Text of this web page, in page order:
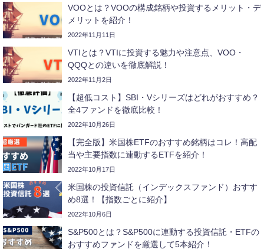
VOOとは？VOOの構成銘柄や投資するメリット・デ
メリットを紹介！
2022年11月11日
VTIとは？VTIに投資する魅力や注意点、VOO・
QQQとの違いを徹底解説！
2022年11月2日
【超低コスト】SBI・Vシリーズはどれがおすすめ？
全4ファンドを徹底比較！
2022年10月26日
【完全版】米国株ETFのおすすめ銘柄はコレ！高配
当や主要指数に連動するETFを紹介！
2022年10月17日
米国株の投資信託（インデックスファンド）おすす
め8選！【指数ごとに紹介】
2022年10月6日
S&P500とは？S&P500に連動する投資信託・ETFの
おすすめファンドを厳選して5本紹介！